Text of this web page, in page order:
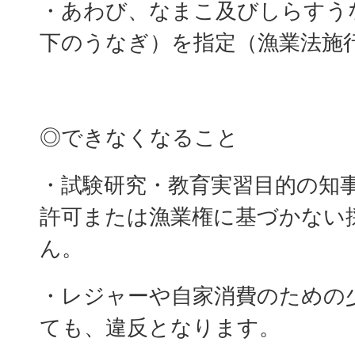
・あわび、なまこ及びしらす
下のうなぎ）を指定（漁業法施
◎できなくなること
・試験研究・教育実習目的の知
許可または漁業権に基づかない
ん。
・レジャーや自家消費のため
ても、違反となります。